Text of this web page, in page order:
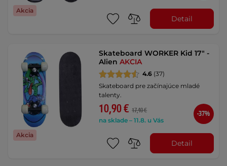
Akcia
Detail
Akcia
Skateboard WORKER Kid 17" -
AlienAKCIA
4.6 (37)
Skateboard pre začínajúce mladé
talenty.
10,90 € 17,40 €
na sklade – 11.8. u Vás
-37%
Detail